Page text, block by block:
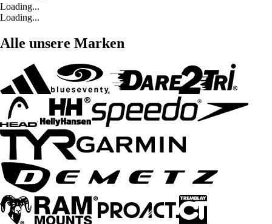
Loading...
Loading...
Alle unsere Marken